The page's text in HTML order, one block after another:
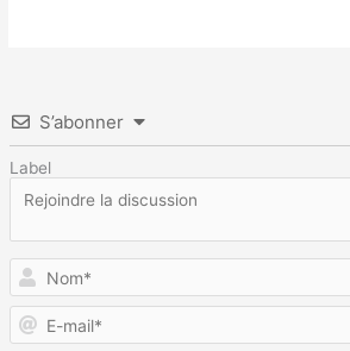
S’abonner
Label